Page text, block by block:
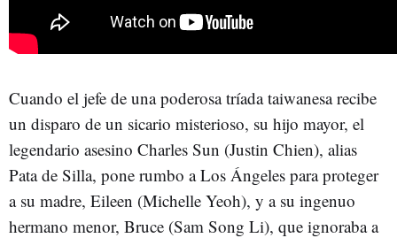
Cuando el jefe de una poderosa tríada taiwanesa recibe
un disparo de un sicario misterioso, su hijo mayor, el
legendario asesino Charles Sun (Justin Chien), alias
Pata de Silla, pone rumbo a Los Ángeles para proteger
a su madre, Eileen (Michelle Yeoh), y a su ingenuo
hermano menor, Bruce (Sam Song Li), que ignoraba a